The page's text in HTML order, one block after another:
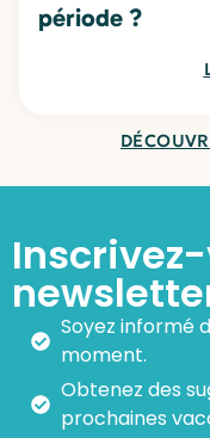
période ?
Soyez informé
moment.
Obtenez des
prochaines